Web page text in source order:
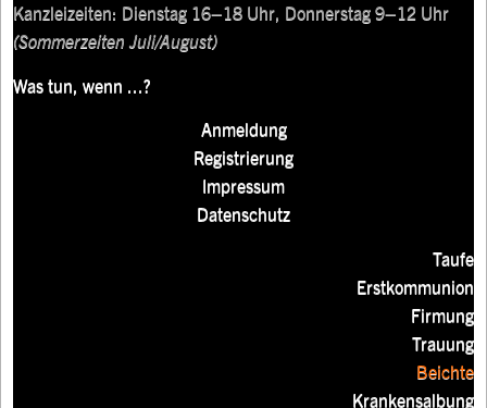
Kanzleizeiten: Dienstag 16–18 Uhr, Donnerstag 9–12 Uhr
(Sommerzeiten Juli/August)
Was tun, wenn ...?
Anmeldung
Registrierung
Impressum
Datenschutz
Taufe
Erstkommunion
Firmung
Trauung
Beichte
Krankensalbung